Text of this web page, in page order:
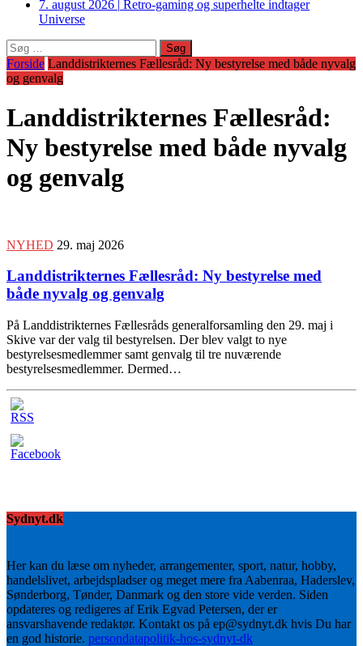
7. august 2026 | Retro-gaming og superhelte indtager
Universe
Søg
efter:
Forside Landdistrikternes Fællesråd: Ny bestyrelse med både nyvalg
og genvalg
Landdistrikternes Fællesråd:
Ny bestyrelse med både nyvalg
og genvalg
NYHED 29. maj 2026
Landdistrikternes Fællesråd: Ny bestyrelse med
både nyvalg og genvalg
På Landdistrikternes Fællesråds generalforsamling den 29. maj i
Skive var der valg til bestyrelsen. Der blev valgt to nye
bestyrelsesmedlemmer samt genvalg til tre nuværende
bestyrelsesmedlemmer. Dermed…
Sydnyt.dk
Her kan du læse om nyheder, arrangementer, sport, natur, hobby,
handelslivet, arbejdspladser og meget mere fra Aabenraa, Haderslev,
Sønderborg, Tønder, Danmark og den store vide verden. Siden
opdateres og redigeres af Erik Egvad Petersen, der er
ansvarshavende redaktør. Kontakt os på ep@sydnyt.dk hvis Du har
en god historie. persondatapolitik-hos-sydnyt-dk